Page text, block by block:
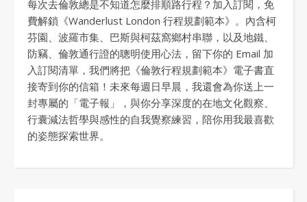
每次去倫敦總是不知道怎麼排順路行程？加入訂閱，免
費解鎖《Wanderlust London 行程規劃範本》。內含柯
芬園、波羅市集、巴斯與柯茲窩鄉村串聯，以及地鐵、
防竊、倫敦通行證的聰明使用心法，留下你的 Email 加
入訂閱清單，我們將把《倫敦行程規劃範本》電子書直
接寄到你的信箱！未來每週日早晨，我還會為你送上一
封專屬的「電子報」，與你分享深度的在地文化觀察、
行囊減法哲學與感性的自我覺察練習，陪你用我最喜歡
的姿態探索世界。